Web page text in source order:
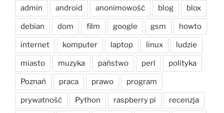
admin android anonimowość blog blox
debian dom film google gsm howto
internet komputer laptop linux ludzie
miasto muzyka państwo perl polityka
Poznań praca prawo program
prywatność Python raspberry pi recenzja